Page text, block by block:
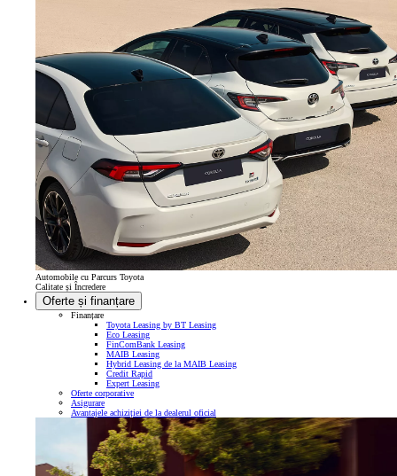
Automobile cu Parcurs Toyota
Calitate și Încredere
Oferte și finanțare
Finanțare
Toyota Leasing by BT Leasing
Eco Leasing
FinComBank Leasing
MAIB Leasing
Hybrid Leasing de la MAIB Leasing
Credit Rapid
Expert Leasing
Oferte corporative
Asigurare
Avantajele achiziției de la dealerul oficial